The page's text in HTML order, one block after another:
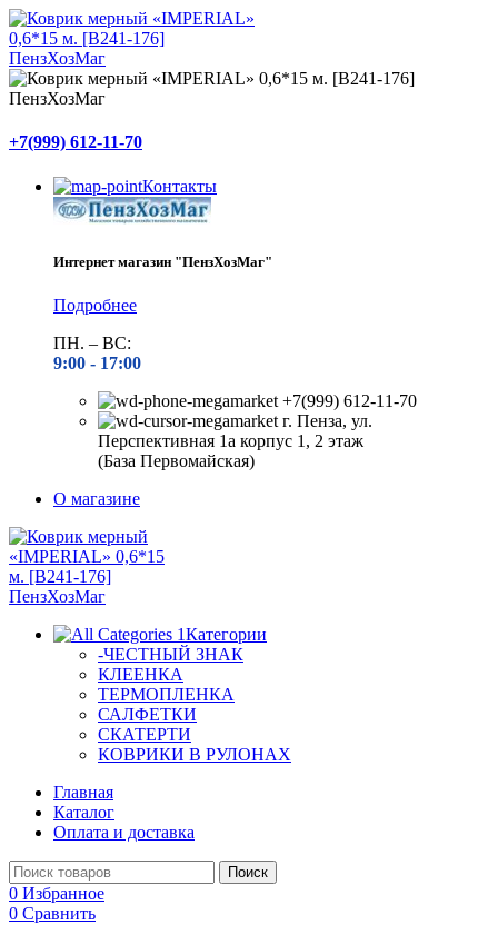
+7(999) 612-11-70
Контакты
Интернет магазин "ПензХозМаг"
Подробнее
ПН. – ВС:
9:00 - 17:00
+7(999) 612-11-70
г. Пенза, ул.
Перспективная 1а корпус 1, 2 этаж
(База Первомайская)
О магазине
Категории
-ЧЕСТНЫЙ ЗНАК
КЛЕЕНКА
ТЕРМОПЛЕНКА
САЛФЕТКИ
СКАТЕРТИ
КОВРИКИ В РУЛОНАХ
Главная
Каталог
Оплата и доставка
Поиск
0 Избранное
0 Сравнить